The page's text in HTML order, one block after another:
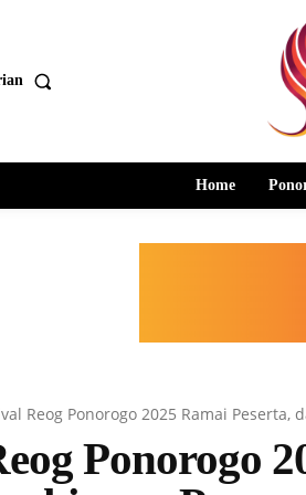
Home
Reog Ponorogo 2025 Ramai Peserta,
Ponorogo